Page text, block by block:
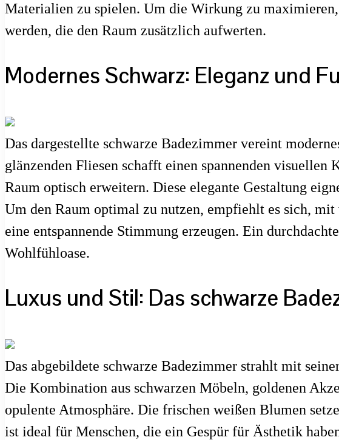
Materialien zu spielen. Um die Wirkung zu
werden, die den Raum zusätzlich aufwerten.
Modernes Schwarz: Eleganz und
Das dargestellte schwarze Badezimmer vereint
glänzenden Fliesen schafft einen spannenden
Raum optisch erweitern. Diese elegante Gestaltung
Um den Raum optimal zu nutzen, empfiehlt es sich,
eine entspannende Stimmung erzeugen. Ein
Wohlfühloase.
Luxus und Stil: Das schwarze
Das abgebildete schwarze Badezimmer strahlt mit
Die Kombination aus schwarzen Möbeln, goldenen
opulente Atmosphäre. Die frischen weißen Blumen
ist ideal für Menschen, die ein Gespür für Ästhetik